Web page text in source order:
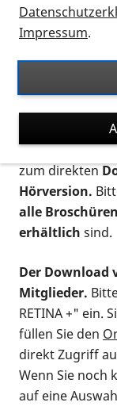
Auf dieser Seite
Ort. Nutzen Sie
nach Flyern
suchen. Die
verschiedenen
postalischen
zum direkten
Hörversion.
alle
erhältlich sind.
Der Download
Mitglieder.
RETINA +" ein.
füllen Sie den
direkt Zugriff
Wenn Sie noch
auf eine
Impressum.